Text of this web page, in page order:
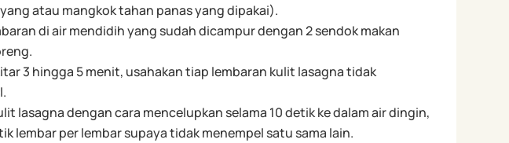
atau mangkok tahan panas yang dipakai).
di air mendidih yang sudah dicampur dengan 2 sendok makan
3 hingga 5 menit, usahakan tiap lembaran kulit lasagna tidak
lasagna dengan cara mencelupkan selama 10 detik ke dalam air dingin,
lembar per lembar supaya tidak menempel satu sama lain.